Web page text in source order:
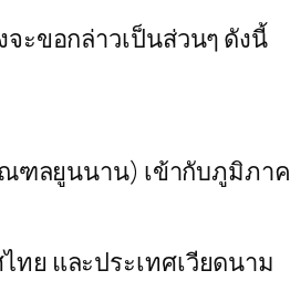
ะขอกล่าวเป็นส่วนๆ ดังนี้
ณฑลยูนนาน) เข้ากับภูมิภาค
ย และประเทศเวียดนาม